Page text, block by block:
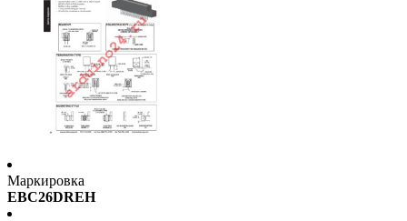
Маркировка
EBC26DREH